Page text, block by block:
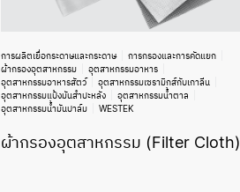
การผลิตเยื่อกระดาษและกระดาษ
การกรองและการคัดแยก
ผ้ากรองอุตสาหกรรม
อุตสาหกรรมอาหาร
อุตสาหกรรมอาหารสัตว์
อุตสาหกรรมเซรามิกส์กับเกาลีน
อุตสาหกรรมแป้งมันสำปะหลัง
อุตสาหกรรมน้ำตาล
อุตสาหกรรมน้ำมันปาล์ม
WESTEK
ผ้ากรองอุตสาหกรรม (Filter Cloth)